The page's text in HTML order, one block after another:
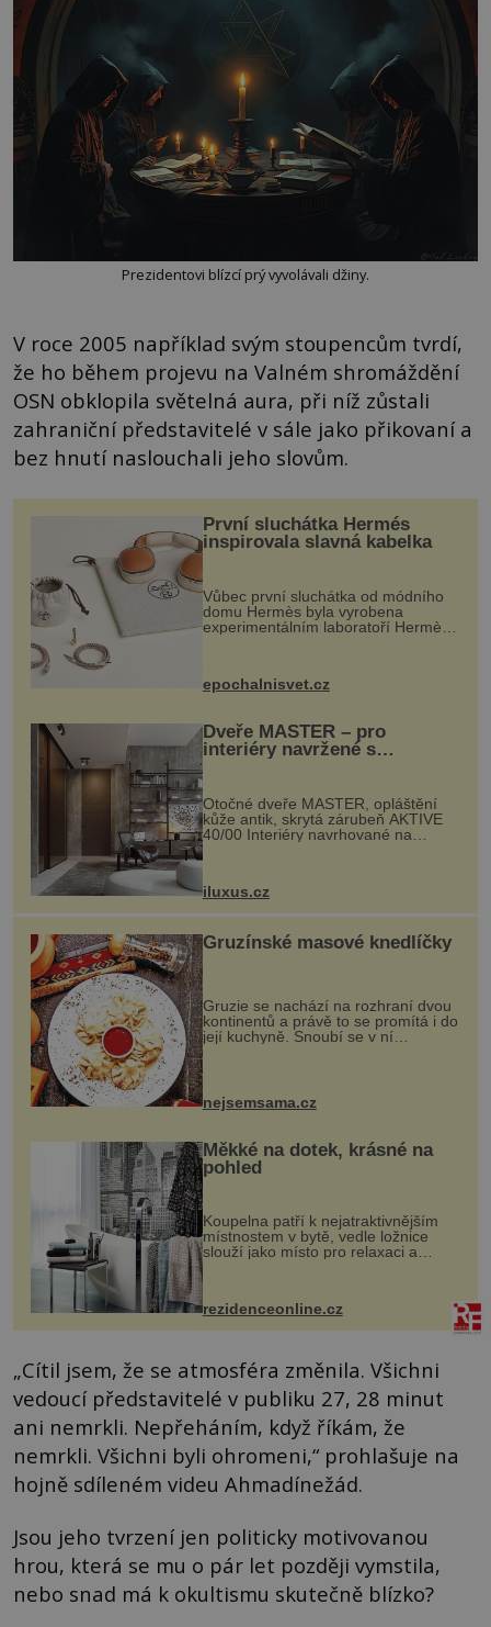
Prezidentovi blízcí prý vyvolávali džiny.
V roce 2005 například svým stoupencům tvrdí,
že ho během projevu na Valném shromáždění
OSN obklopila světelná aura, při níž zůstali
zahraniční představitelé v sále jako přikovaní a
bez hnutí naslouchali jeho slovům.
První sluchátka Hermés
inspirovala slavná kabelka
Vůbec první sluchátka od módního
domu Hermès byla vyrobena
experimentálním laboratoří Hermès
kovový...
epochalnisvet.cz
Dveře MASTER – pro
interiéry navržené s
rozumem i vášní!
Otočné dveře MASTER, opláštění
kůže antik, skrytá zárubeň AKTIVE
40/00 Interiéry navrhované na
zakázku často vyžadují atypické
rozměry nejen nábytku, ale i
dnes umož...
iluxus.cz
Gruzínské masové knedlíčky
Gruzie se nachází na rozhraní dvou
kontinentů a právě to se promítá i do
její kuchyně. Snoubí se v ní
evropské a asijské chutě a díky tomu
pokrmy, které rozhodně st...
nejsemsama.cz
Měkké na dotek, krásné na
pohled
Koupelna patří k nejatraktivnějším
místnostem v bytě, vedle ložnice
slouží jako místo pro relaxaci a
odpočinek. Koupelnový textil –
ručníky, osušky a koberečky –
proutku...
rezidenceonline.cz
„Cítil jsem, že se atmosféra změnila. Všichni
vedoucí představitelé v publiku 27, 28 minut
ani nemrkli. Nepřeháním, když říkám, že
nemrkli. Všichni byli ohromeni,“ prohlašuje na
hojně sdíleném videu Ahmadínežád.
Jsou jeho tvrzení jen politicky motivovanou
hrou, která se mu o pár let později vymstila,
nebo snad má k okultismu skutečně blízko?